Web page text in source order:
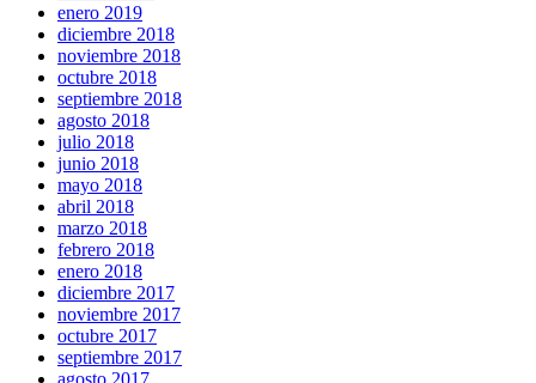
enero 2019
diciembre 2018
noviembre 2018
octubre 2018
septiembre 2018
agosto 2018
julio 2018
junio 2018
mayo 2018
abril 2018
marzo 2018
febrero 2018
enero 2018
diciembre 2017
noviembre 2017
octubre 2017
septiembre 2017